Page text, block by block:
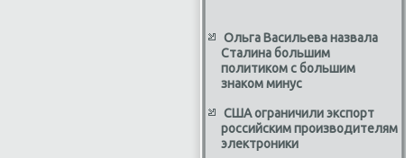
Ольга Васильева назвала
Сталина большим
политиком с большим
знаком минус
США ограничили экспорт
российским производителям
электроники